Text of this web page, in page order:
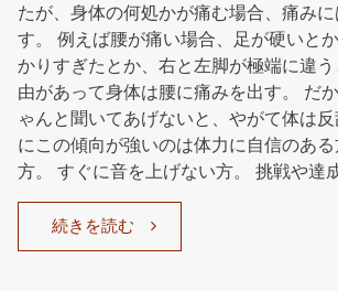
たが、身体の何処かが痛む場合、痛みに
す。 例えば腰が痛い場合、足が硬いと
かりすぎたとか、右と左脚が極端に違
由があって身体は腰に痛みを出す。 だ
ゃんと聞いてあげないと、やがて体は
にこの傾向が強いのは体力に自信のあ
方。 すぐに音を上げない方。 挑戦や達
続きを読む